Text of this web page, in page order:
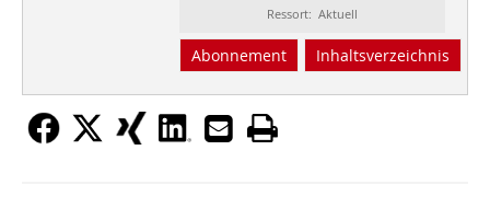
Ressort: Aktuell
Abonnement Inhaltsverzeichnis